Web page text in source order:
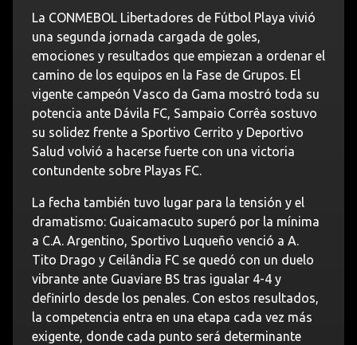
La CONMEBOL Libertadores de Fútbol Playa vivió
una segunda jornada cargada de goles,
emociones y resultados que empiezan a ordenar el
camino de los equipos en la Fase de Grupos. El
vigente campeón Vasco da Gama mostró toda su
potencia ante Dávila FC, Sampaio Corrêa sostuvo
su solidez frente a Sportivo Cerrito y Deportivo
Salud volvió a hacerse fuerte con una victoria
contundente sobre Playas FC.
La fecha también tuvo lugar para la tensión y el
dramatismo: Guaicamacuto superó por la mínima
a C.A. Argentino, Sportivo Luqueño venció a A.
Tito Drago y Ceilândia FC se quedó con un duelo
vibrante ante Guaviare BS tras igualar 4-4 y
definirlo desde los penales. Con estos resultados,
la competencia entra en una etapa cada vez más
exigente, donde cada punto será determinante